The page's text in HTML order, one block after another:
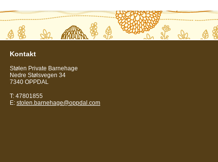
Kontakt
Stølen Private Barnehage
Nedre Stølsvegen 34
7340 OPPDAL
T: 47801855
E: stolen.barnehage@oppdal.com